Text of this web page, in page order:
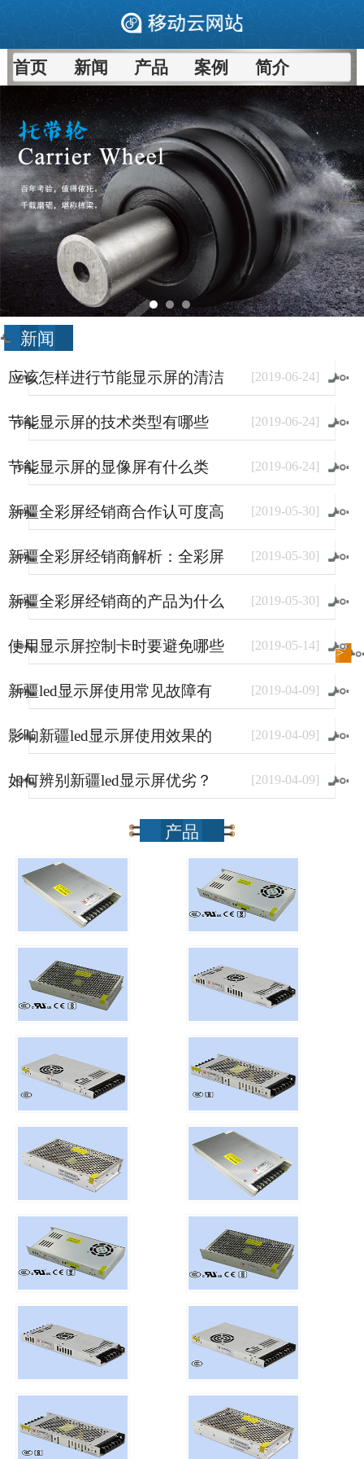
首页 新闻 产品 案例 简介
新闻
应该怎样进行节能显示屏的清洁
和保养
[2019-06-24]
节能显示屏的技术类型有哪些 [2019-06-24]
节能显示屏的显像屏有什么类
型？
[2019-06-24]
新疆全彩屏经销商合作认可度高
的原因
[2019-05-30]
新疆全彩屏经销商解析：全彩屏
使用量大幅上涨的原因
[2019-05-30]
新疆全彩屏经销商的产品为什么
销量好？
[2019-05-30]
使用显示屏控制卡时要避免哪些
事情？
[2019-05-14]
新疆led显示屏使用常见故障有
哪些？
[2019-04-09]
影响新疆led显示屏使用效果的
因素有哪些？
[2019-04-09]
如何辨别新疆led显示屏优劣？ [2019-04-09]
进入新闻 频道>>
产品